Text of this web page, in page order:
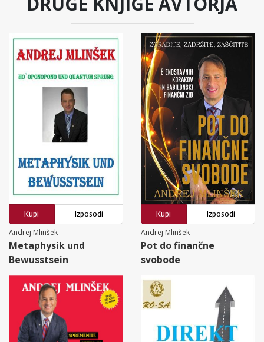
Kupi
Izposodi
Andrej Mlinšek
Metaphysik und
Bewusstsein
Kupi
Izposodi
Andrej Mlinšek
Pot do finančne
svobode